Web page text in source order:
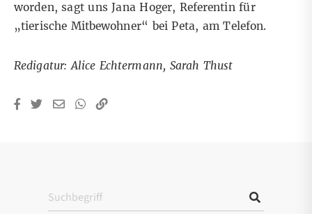
worden, sagt unsJana Hoger, Referentin für
„tierische Mitbewohner“ bei Peta, am Telefon.
Redigatur: Alice Echtermann, Sarah Thust